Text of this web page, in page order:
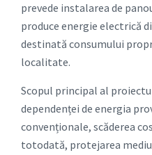
prevede instalarea de
produce energie electrică
destinată consumului
localitate.
Scopul principal al
dependenței de energia
convenționale, scăderea
totodată, protejarea